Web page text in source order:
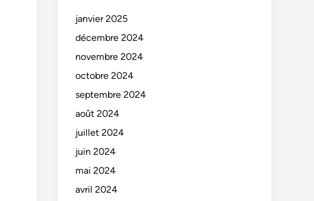
janvier 2025
décembre 2024
novembre 2024
octobre 2024
septembre 2024
août 2024
juillet 2024
juin 2024
mai 2024
avril 2024